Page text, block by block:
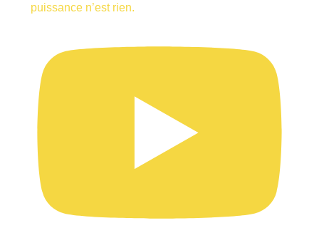
puissance n’est rien.